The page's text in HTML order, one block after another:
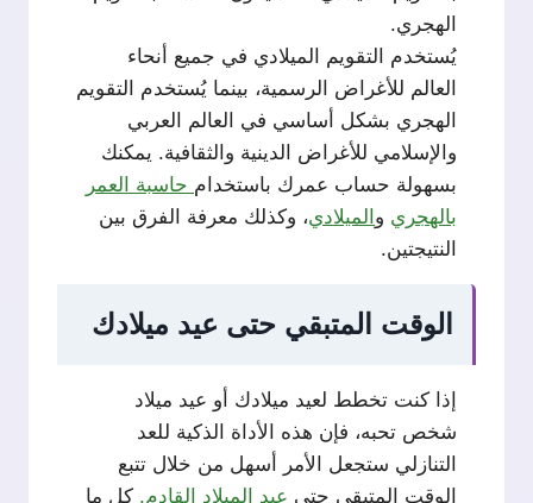
الهجري.
يُستخدم التقويم الميلادي في جميع أنحاء
العالم للأغراض الرسمية، بينما يُستخدم التقويم
الهجري بشكل أساسي في العالم العربي
والإسلامي للأغراض الدينية والثقافية. يمكنك
بسهولة حساب عمرك باستخدام حاسبة العمر
بالهجري و الميلادي، وكذلك معرفة الفرق بين
النتيجتين.
الوقت المتبقي حتى عيد ميلادك
إذا كنت تخطط لعيد ميلادك أو عيد ميلاد
شخص تحبه، فإن هذه الأداة الذكية للعد
التنازلي ستجعل الأمر أسهل من خلال تتبع
الوقت المتبقي حتى عيد الميلاد القادم. كل ما